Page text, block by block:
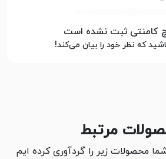
کامنتی ثبت نشده است
که نظر خود را بیان می‌کند!
مرتبط
محصولات زیر را گردآوری کرده ایم